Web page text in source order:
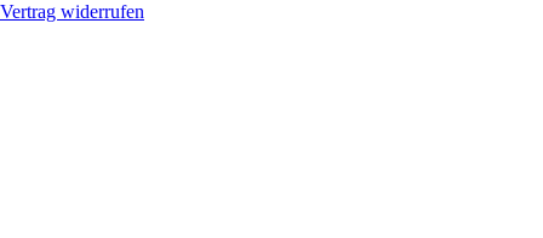
Vertrag widerrufen